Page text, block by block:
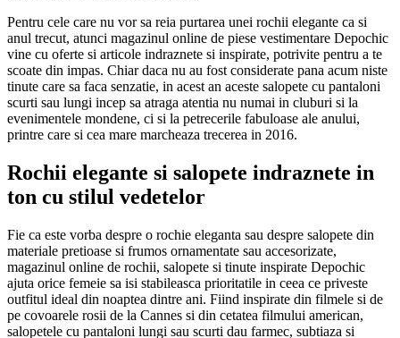
Pentru cele care nu vor sa reia purtarea unei rochii elegante ca si
anul trecut, atunci magazinul online de piese vestimentare Depochic
vine cu oferte si articole indraznete si inspirate, potrivite pentru a te
scoate din impas. Chiar daca nu au fost considerate pana acum niste
tinute care sa faca senzatie, in acest an aceste salopete cu pantaloni
scurti sau lungi incep sa atraga atentia nu numai in cluburi si la
evenimentele mondene, ci si la petrecerile fabuloase ale anului,
printre care si cea mare marcheaza trecerea in 2016.
Rochii elegante si salopete indraznete in
ton cu stilul vedetelor
Fie ca este vorba despre o rochie eleganta sau despre salopete din
materiale pretioase si frumos ornamentate sau accesorizate,
magazinul online de rochii, salopete si tinute inspirate Depochic
ajuta orice femeie sa isi stabileasca prioritatile in ceea ce priveste
outfitul ideal din noaptea dintre ani. Fiind inspirate din filmele si de
pe covoarele rosii de la Cannes si din cetatea filmului american,
salopetele cu pantaloni lungi sau scurti dau farmec, subtiaza si